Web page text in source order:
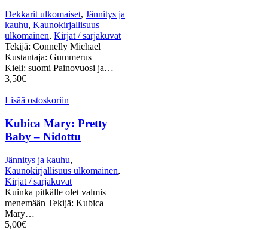
Dekkarit ulkomaiset, Jännitys ja
kauhu, Kaunokirjallisuus
ulkomainen, Kirjat / sarjakuvat
Tekijä: Connelly Michael
Kustantaja: Gummerus
Kieli: suomi Painovuosi ja…
3,50€
Lisää ostoskoriin
Kubica Mary: Pretty
Baby – Nidottu
Jännitys ja kauhu,
Kaunokirjallisuus ulkomainen,
Kirjat / sarjakuvat
Kuinka pitkälle olet valmis
menemään Tekijä: Kubica
Mary…
5,00€